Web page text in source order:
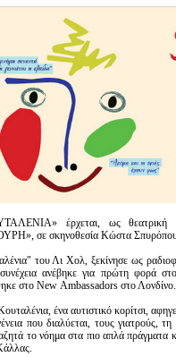
έρχεται, ως θεατρική
σε σκηνοθεσία Κώστα
του Λι Χολ, ξεκίνησε ως
ανέβηκε για πρώτη φορά
στο Νew Αmbassadors στο
ένα αυτιστικό κορίτσι,
που διαλύεται, τους
το νόημα στα πιο απλά πράγματα